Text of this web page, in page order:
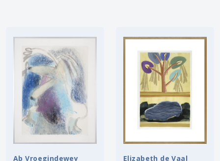
Ab Vroegindewey Elizabeth de Vaal